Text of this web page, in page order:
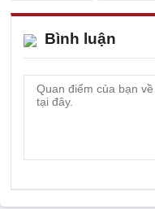
Bình luận